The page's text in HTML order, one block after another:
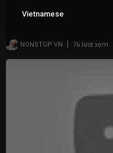
VIET DEEP 2021 -
NONSTOP VN | 76 lượt xem
Vietnamese